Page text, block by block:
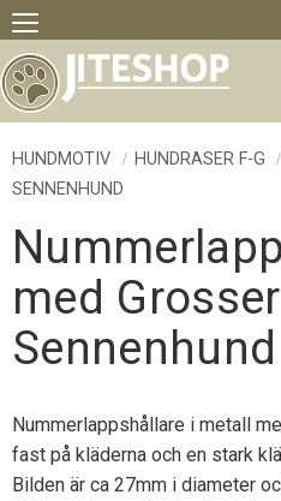
Meny
HUNDMOTIV HUNDRASER F-G
SENNENHUND
med
Sennenhund
Nummerlappshållare i metall
fast på kläderna och en stark
Bilden är ca 27mm i diameter